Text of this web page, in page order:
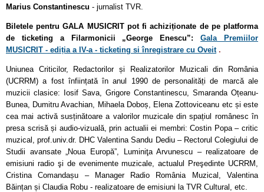
Marius Constantinescu - jurnalist TVR.
Biletele pentru GALA MUSICRIT pot fi achiziționate de pe platforma
de ticketing a Filarmonicii „George Enescu”:
Gala Premiilor
MUSICRIT - ediția a IV-a - ticketing si înregistrare cu Oveit.
Uniunea Criticilor, Redactorilor și Realizatorilor Muzicali din România
(UCRRM) a fost înființată în anul 1990 de personalități de marcă ale
muzicii clasice: Iosif Sava, Grigore Constantinescu, Smaranda Oțeanu-
Bunea, Dumitru Avachian, Mihaela Doboș, Elena Zottoviceanu etc și este
cea mai activă susținătoare a valorilor muzicale din spațiul românesc în
presa scrisă și audio-vizuală, prin actualii ei membri: Costin Popa – critic
muzical, prof.univ.dr. DHC Valentina Sandu Dediu – Rectorul Colegiului de
Studii avansate „Noua Europă”, Luminiţa Arvunescu – realizatoare de
emisiuni radio şi de evenimente muzicale, actualul Preşedinte UCRRM,
Cristina Comandașu – Manager Radio România Muzical, Valentina
Băințan și Claudia Robu - realizatoare de emisiuni la TVR Cultural, etc.